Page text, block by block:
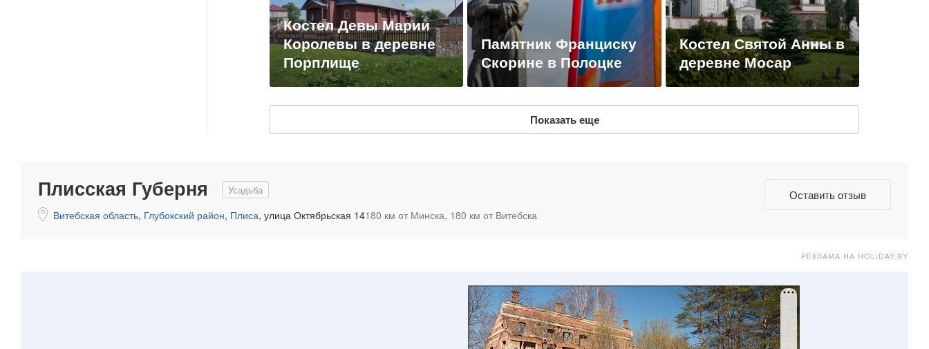
Костел Девы Марии
Королевы в деревне
Порплище
Памятник Франциску
Скорине в Полоцке
Костел Святой Анны в
деревне Мосар
Показать еще
Плисская Губерня Усадьба
Витебская область, Глубокский район, Плиса, улица Октябрьская 14180 км от Минска, 180 км от Витебска
Оставить отзыв
РЕКЛАМА НА HOLIDAY.BY